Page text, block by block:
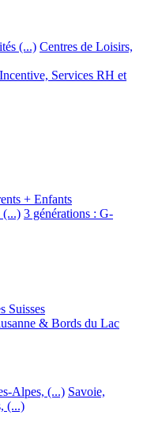
(...) Centres de Loisirs,
Incentive, Services RH et
+ Enfants
(...) 3 générations : G-
Suisses
& Bords du Lac
Alpes, (...) Savoie,
(...)